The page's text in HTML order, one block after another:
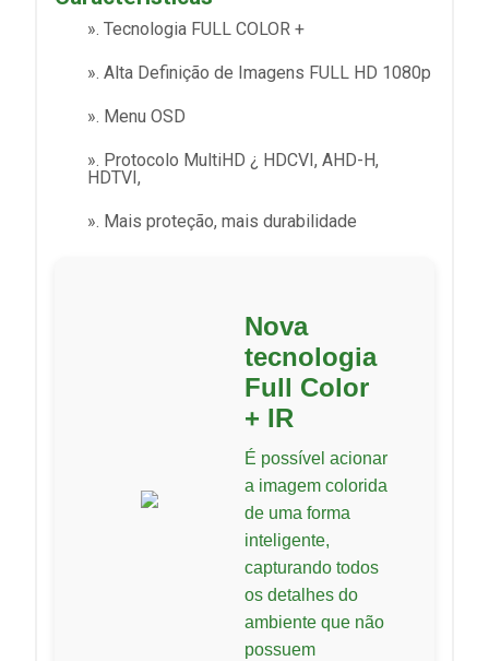
». Tecnologia FULL COLOR +
». Alta Definição de Imagens FULL HD 1080p
». Menu OSD
». Protocolo MultiHD ¿ HDCVI, AHD-H,
HDTVI,
». Mais proteção, mais durabilidade
Nova
tecnologia
Full Color
+ IR
É possível acionar
a imagem colorida
de uma forma
inteligente,
capturando todos
os detalhes do
ambiente que não
possuem